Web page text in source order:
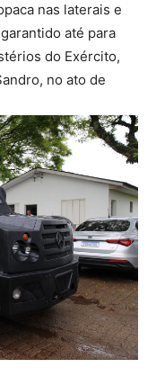
nas laterais e
até para
do Exército,
no ato de